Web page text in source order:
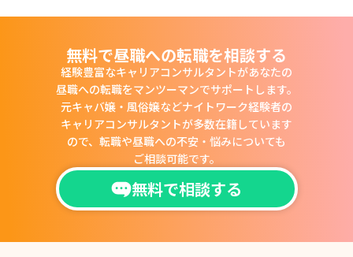
無料で昼職への転職を相談する
経験豊富なキャリアコンサルタントがあなたの
昼職への転職をマンツーマンでサポートします。
元キャバ嬢・風俗嬢などナイトワーク経験者の
キャリアコンサルタントが多数在籍しています
ので、 転職や昼職への不安・悩みについても
ご相談可能です。
無料で相談する